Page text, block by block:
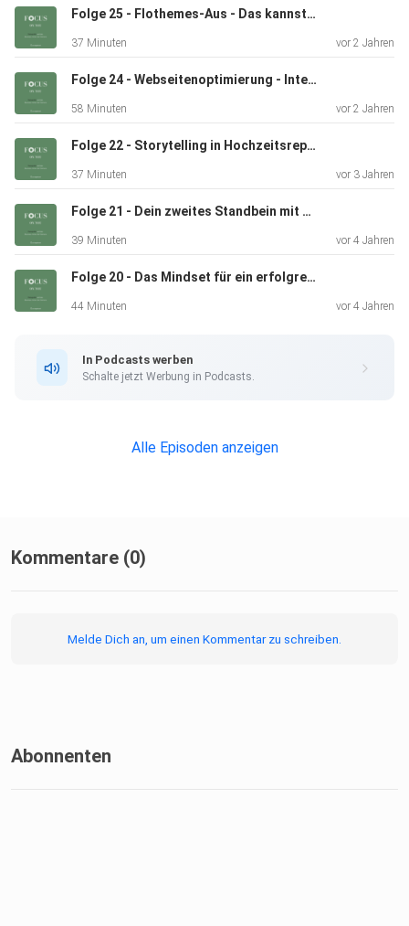
Schreibe uns Fragen oder Themenwünsche gerne per Mail
podcast@scrappbook.de
Folge 25 - Flothemes-Aus - Das kannst du jetzt tun - Interview mit Kevin Kurek
37 Minuten vor 2 Jahren
Folge 24 - Webseitenoptimierung - Interview mit Alexander Wieser
58 Minuten vor 2 Jahren
Folge 22 - Storytelling in Hochzeitsreportagen - Interview mit Marina Radon
37 Minuten vor 3 Jahren
Folge 21 - Dein zweites Standbein mit Workshops und Coachings - Interview mit Vicky Baumann
39 Minuten vor 4 Jahren
Folge 20 - Das Mindset für ein erfolgreiches Business als Fotograf - Interview mit Kathleen John
44 Minuten vor 4 Jahren
In Podcasts werben
Schalte jetzt Werbung in Podcasts.
Alle Episoden anzeigen
Kommentare (0)
Melde Dich an, um einen Kommentar zu schreiben.
Abonnenten